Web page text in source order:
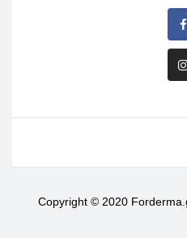
Copyright © 2020